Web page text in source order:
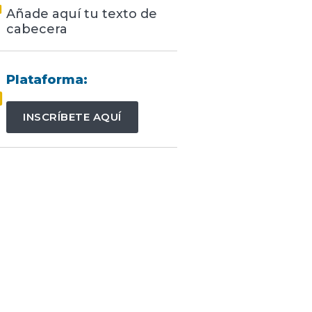
Añade aquí tu texto de
cabecera
Plataforma:
INSCRÍBETE AQUÍ